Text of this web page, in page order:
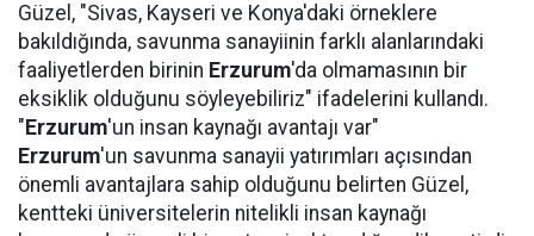
Güzel, "Sivas, Kayseri ve Konya'daki örneklere
bakıldığında, savunma sanayiinin farklı alanlarındaki
faaliyetlerden birinin Erzurum'da olmamasının bir
eksiklik olduğunu söyleyebiliriz" ifadelerini kullandı.
" Erzurum'un insan kaynağı avantajı var"
Erzurum'un savunma sanayii yatırımları açısından
önemli avantajlara sahip olduğunu belirten Güzel,
kentteki üniversitelerin nitelikli insan kaynağı